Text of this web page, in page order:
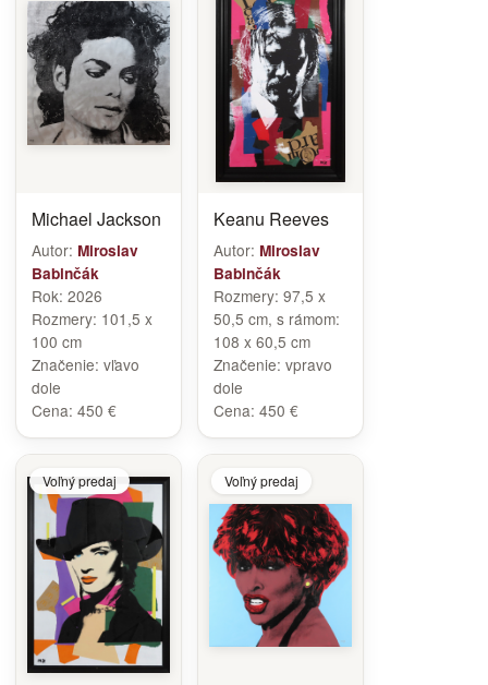
Michael Jackson
Autor: Miroslav
Babinčák
Rok: 2026
Rozmery: 101,5 x
100 cm
Značenie: vľavo
dole
Cena: 450 €
Keanu Reeves
Autor: Miroslav
Babinčák
Rozmery: 97,5 x
50,5 cm, s rámom:
108 x 60,5 cm
Značenie: vpravo
dole
Cena: 450 €
Voľný predaj Voľný predaj